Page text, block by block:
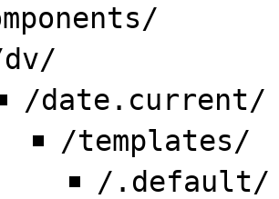
/date.current/
/templates/
/.default/